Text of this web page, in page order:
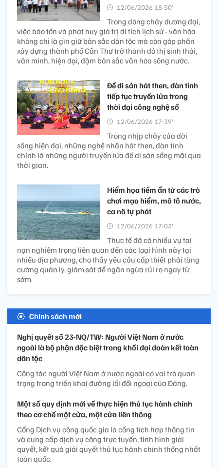
12/06/2026 18:50’
Trong dòng chảy đương đại,
việc bảo tồn và phát huy giá trị di tích lịch sử - văn hóa
không chỉ là gìn giữ bản sắc dân tộc mà còn góp phần
xây dựng thành phố Cần Thơ trở thành đô thị sinh thái,
văn minh, hiện đại, đậm bản sắc văn hóa sông nước.
Để di sản hát then, đàn tính
tiếp tục truyền lửa trong
thời đại công nghệ số
12/06/2026 17:39’
Trong nhịp chảy của đời
sống hiện đại, những nghệ nhân hát then, đàn tính
chính là những người truyền lửa để di sản sống mãi qua
thời gian.
Hiểm họa tiềm ẩn từ các trò
chơi mạo hiểm, mô tô nước,
ca nô tự phát
12/06/2026 17:03’
Thực tế đã có nhiều vụ tai
nạn nghiêm trọng liên quan đến các loại hình này tại
nhiều địa phương, cho thấy yêu cầu cấp thiết phải tăng
cường quản lý, giám sát để ngăn ngừa rủi ro ngay từ
sớm.
Chính sách mới
Nghị quyết số 23-NQ/TW: Người Việt Nam ở nước
ngoài là bộ phận đặc biệt trong khối đại đoàn kết toàn
dân tộc
Công tác người Việt Nam ở nước ngoài có vai trò quan
trọng trong triển khai đường lối đối ngoại của Đảng.
Một số quy định mới về thực hiện thủ tục hành chính
theo cơ chế một cửa, một cửa liên thông
Cổng Dịch vụ công quốc gia là cổng tích hợp thông tin
và cung cấp dịch vụ công trực tuyến, tình hình giải
quyết, kết quả giải quyết thủ tục hành chính thống nhất
toàn quốc.